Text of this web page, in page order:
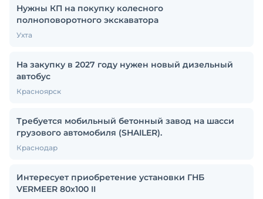
Нужны КП на покупку колесного
полноповоротного экскаватора
Ухта
На закупку в 2027 году нужен новый дизельный
автобус
Красноярск
Требуется мобильный бетонный завод на шасси
грузового автомобиля (SHAILER).
Краснодар
Интересует приобретение установки ГНБ
VERMEER 80x100 II